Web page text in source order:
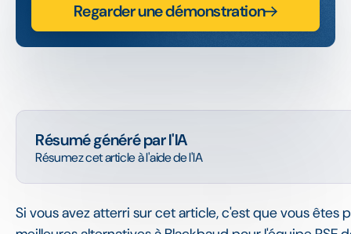
Résumé généré par l'IA
Résumez cet article à l'aide de l'IA
Si vous avez atterri sur cet article, c'est que vous êtes
Regarder une démonstration